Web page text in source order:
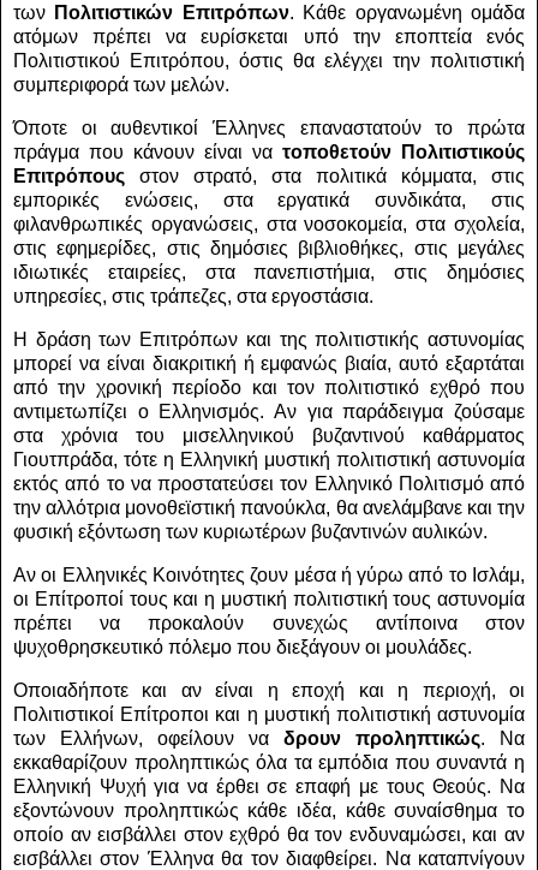
των Πολιτιστικών Επιτρόπων. Κάθε οργανωμένη ομάδα
ατόμων πρέπει να ευρίσκεται υπό την εποπτεία ενός
Πολιτιστικού Επιτρόπου, όστις θα ελέγχει την πολιτιστική
συμπεριφορά των μελών.
Όποτε οι αυθεντικοί Έλληνες επαναστατούν το πρώτα
πράγμα που κάνουν είναι να τοποθετούν Πολιτιστικούς
Επιτρόπους στον στρατό, στα πολιτικά κόμματα, στις
εμπορικές ενώσεις, στα εργατικά συνδικάτα, στις
φιλανθρωπικές οργανώσεις, στα νοσοκομεία, στα σχολεία,
στις εφημερίδες, στις δημόσιες βιβλιοθήκες, στις μεγάλες
ιδιωτικές εταιρείες, στα πανεπιστήμια, στις δημόσιες
υπηρεσίες, στις τράπεζες, στα εργοστάσια.
Η δράση των Επιτρόπων και της πολιτιστικής αστυνομίας
μπορεί να είναι διακριτική ή εμφανώς βιαία, αυτό εξαρτάται
από την χρονική περίοδο και τον πολιτιστικό εχθρό που
αντιμετωπίζει ο Ελληνισμός. Αν για παράδειγμα ζούσαμε
στα χρόνια του μισελληνικού βυζαντινού καθάρματος
Γιουτπράδα, τότε η Ελληνική μυστική πολιτιστική αστυνομία
εκτός από το να προστατεύσει τον Ελληνικό Πολιτισμό από
την αλλότρια μονοθεϊστική πανούκλα, θα ανελάμβανε και την
φυσική εξόντωση των κυριωτέρων βυζαντινών αυλικών.
Αν οι Ελληνικές Κοινότητες ζουν μέσα ή γύρω από το Ισλάμ,
οι Επίτροποί τους και η μυστική πολιτιστική τους αστυνομία
πρέπει να προκαλούν συνεχώς αντίποινα στον
ψυχοθρησκευτικό πόλεμο που διεξάγουν οι μουλάδες.
Οποιαδήποτε και αν είναι η εποχή και η περιοχή, οι
Πολιτιστικοί Επίτροποι και η μυστική πολιτιστική αστυνομία
των Ελλήνων, οφείλουν να δρουν προληπτικώς. Να
εκκαθαρίζουν προληπτικώς όλα τα εμπόδια που συναντά η
Ελληνική Ψυχή για να έρθει σε επαφή με τους Θεούς. Να
εξοντώνουν προληπτικώς κάθε ιδέα, κάθε συναίσθημα το
οποίο αν εισβάλλει στον εχθρό θα τον ενδυναμώσει, και αν
εισβάλλει στον Έλληνα θα τον διαφθείρει. Να καταπνίγουν